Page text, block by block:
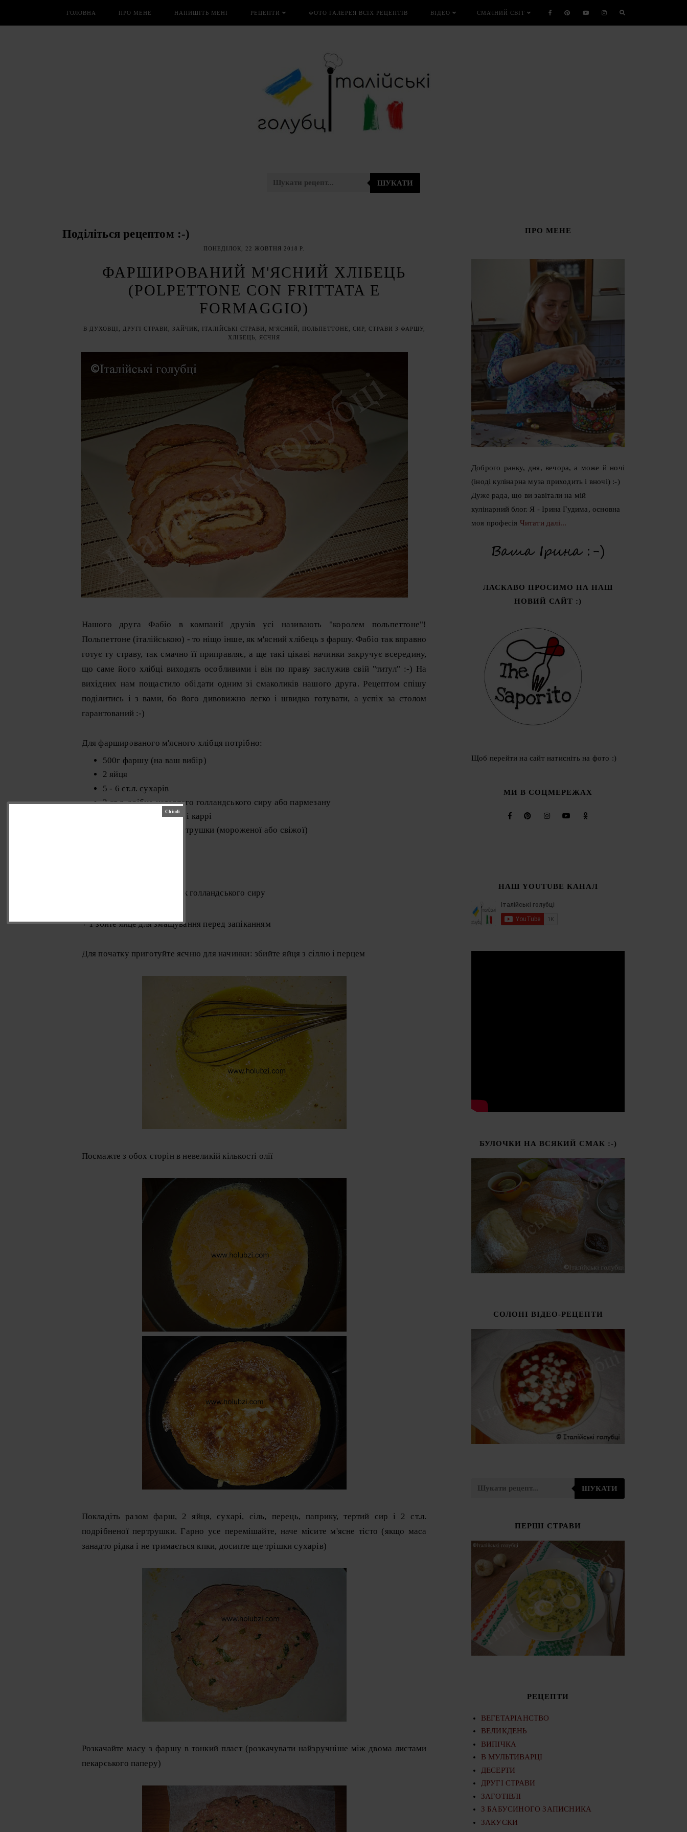
ГОЛОВНА ПРО МЕНЕ НАПИШІТЬ МЕНІ РЕЦЕПТИ ФОТО ГАЛЕРЕЯ ВСІХ РЕЦЕПТІВ ВІДЕО СМАЧНИЙ СВІТ
ШУКАТИ
Поділіться рецептом :-)
ПОНЕДІЛОК, 22 ЖОВТНЯ 2018 Р.
ФАРШИРОВАНИЙ М'ЯСНИЙ ХЛІБЕЦЬ
(POLPETTONE CON FRITTATA E
FORMAGGIO)
В ДУХОВЦІ ДРУГІ СТРАВИ ЗАЙЧИК ІТАЛІЙСЬКІ СТРАВИ М'ЯСНИЙ ПОЛЬПЕТТОНЕ СИР, СТРАВИ З ФАРШУ,
ХЛІБЕЦЬ
ЯЄЧНЯ
Нашого друга Фабіо в компанії друзів усі називають "королем польпеттоне"!
Польпеттоне (італійською) - то ніщо інше, як м'ясний хлібець з фаршу. Фабіо так вправно
готує ту страву, так смачно її приправляє, а ще такі цікаві начинки закручує всередину,
що саме його хлібці виходять особливими і він по праву заслужив свій "титул" :-) На
вихідних нам пощастило обідати одним зі смаколиків нашого друга. Рецептом спішу
поділитись і з вами, бо його дивовижно легко і швидко готувати, а успіх за столом
гарантований :-)
Для фаршированого м'ясного хлібця потрібно:
500г фаршу (на ваш вибір)
2 яйця
5 - 6 ст.л. сухарів
2 ст.л. дрібно натертого голландського сиру або пармезану
сіль, перець, паприка і каррі
2 ст.л. подрібненої петрушки (мороженої або свіжої)
6 тоненьких скибочок голландського сиру
+ 1 збите яйце для змащування перед запіканням
Для початку приготуйте яєчню для начинки: збийте яйця з сіллю і перцем
Посмажте з обох сторін в невеликій кількості олії
Покладіть разом фарш, 2 яйця, сухарі, сіль, перець, паприку, тертий сир і 2 ст.л.
подрібненої пертрушки. Гарно усе перемішайте, наче місите м'ясне тісто (якщо маса
занадто рідка і не тримається кпки, досипте ще трішки сухарів)
Розкачайте масу з фаршу в тонкий пласт (розкачувати найзручніше між двома листами
пекарського паперу)
ПРО МЕНЕ
Доброго ранку, дня, вечора, а може й ночі
(іноді кулінарна муза приходить і вночі) :-)
Дуже рада, що ви завітали на мій
кулінарний блог. Я - Ірина Гудима, основна
моя професія Читати далі...
ЛАСКАВО ПРОСИМО НА НАШ
НОВИЙ САЙТ :)
Щоб перейти на сайт натисніть на фото :)
МИ В СОЦМЕРЕЖАХ
НАШ YOUTUBE КАНАЛ
БУЛОЧКИ НА ВСЯКИЙ СМАК :-)
СОЛОНІ ВІДЕО-РЕЦЕПТИ
ШУКАТИ
ПЕРШІ СТРАВИ
РЕЦЕПТИ
ВЕГЕТАРІАНСТВО
ВЕЛИКДЕНЬ
ВИПІЧКА
В МУЛЬТИВАРЦІ
ДЕСЕРТИ
ДРУГІ СТРАВИ
ЗАГОТІВЛІ
З БАБУСИНОГО ЗАПИСНИКА
ЗАКУСКИ